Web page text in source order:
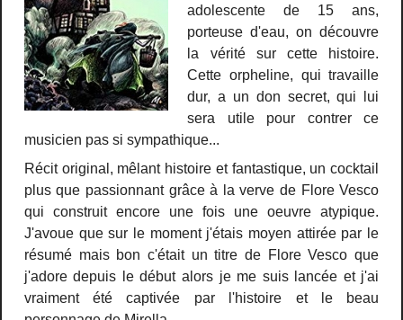
adolescente de 15 ans,
porteuse d'eau, on découvre
la vérité sur cette histoire.
Cette orpheline, qui travaille
dur, a un don secret, qui lui
sera utile pour contrer ce
musicien pas si sympathique...
Récit original, mêlant histoire et fantastique, un cocktail
plus que passionnant grâce à la verve de Flore Vesco
qui construit encore une fois une oeuvre atypique.
J'avoue que sur le moment j'étais moyen attirée par le
résumé mais bon c'était un titre de Flore Vesco que
j'adore depuis le début alors je me suis lancée et j'ai
vraiment été captivée par l'histoire et le beau